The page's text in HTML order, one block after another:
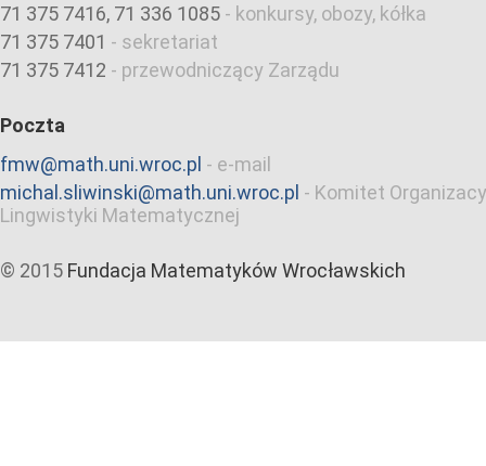
71 375 7416, 71 336 1085 - konkursy, obozy, kółka
71 375 7401 - sekretariat
71 375 7412 - przewodniczący Zarządu
Poczta
fmw@math.uni.wroc.pl - e-mail
michal.sliwinski@math.uni.wroc.pl - Komitet
Lingwistyki Matematycznej
© 2015 Fundacja Matematyków Wrocławskich